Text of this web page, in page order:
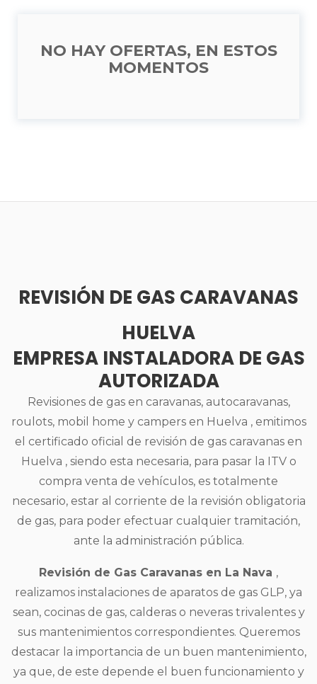
NO HAY OFERTAS, EN ESTOS
MOMENTOS
REVISIÓN DE GAS CARAVANAS
HUELVA
EMPRESA INSTALADORA DE GAS
AUTORIZADA
Revisiones de gas en caravanas, autocaravanas,
roulots, mobil home y campers en Huelva , emitimos
el certificado oficial de revisión de gas caravanas en
Huelva , siendo esta necesaria, para pasar la ITV o
compra venta de vehículos, es totalmente
necesario, estar al corriente de la revisión obligatoria
de gas, para poder efectuar cualquier tramitación,
ante la administración pública.
Revisión de Gas Caravanas en La Nava ,
realizamos instalaciones de aparatos de gas GLP, ya
sean, cocinas de gas, calderas o neveras trivalentes y
sus mantenimientos correspondientes. Queremos
destacar la importancia de un buen mantenimiento,
ya que, de este depende el buen funcionamiento y